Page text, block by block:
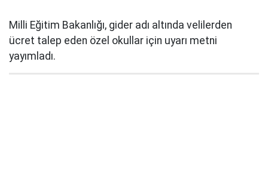
Milli Eğitim Bakanlığı, gider adı altında velilerden
ücret talep eden özel okullar için uyarı metni
yayımladı.